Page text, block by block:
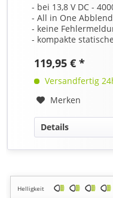
- bei 13,8 V DC -
- All in One
- keine
- kompakte
119,95 € *
Versandfertig
Merken
Details
Helligkeit